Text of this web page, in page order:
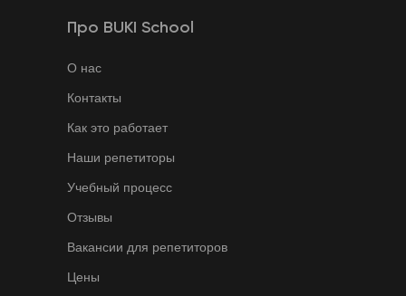
Про BUKI School
О нас
Контакты
Как это работает
Наши репетиторы
Учебный процесс
Отзывы
Вакансии для репетиторов
Цены